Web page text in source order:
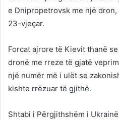
e Dnipropetrovsk me një
23-vjeçar.
Forcat ajrore të Kievit thanë
dronë me rreze të gjatë
një numër më i ulët se
kishte rrëzuar të gjithë.
Shtabi i Përgjithshëm i